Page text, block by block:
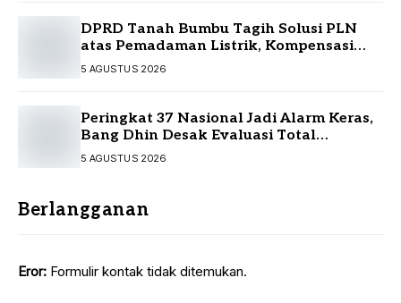
DPRD Tanah Bumbu Tagih Solusi PLN
atas Pemadaman Listrik, Kompensasi
Pelanggan Belum Diputuskan
5 AGUSTUS 2026
Peringkat 37 Nasional Jadi Alarm Keras,
Bang Dhin Desak Evaluasi Total
Pelayanan Investasi Kalsel
5 AGUSTUS 2026
Berlangganan
Eror: Formulir kontak tidak ditemukan.